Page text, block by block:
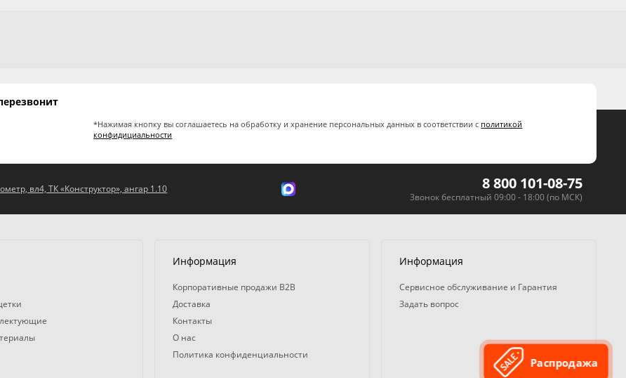
*Нажимая кнопку вы соглашаетесь на обработку и хранение персональных данных в соответствии с политикой
конфидициальности
вл4, ТК «Конструктор», ангар 1.10 8 800 101-08-75
Звонок бесплатный 09:00 - 18:00 (по МСК)
Информация
Корпоративные продажи B2B
Доставка
Контакты
О нас
Политика конфиденциальности
Информация
Сервисное обслуживание и Гарантия
Задать вопрос
Распродажа